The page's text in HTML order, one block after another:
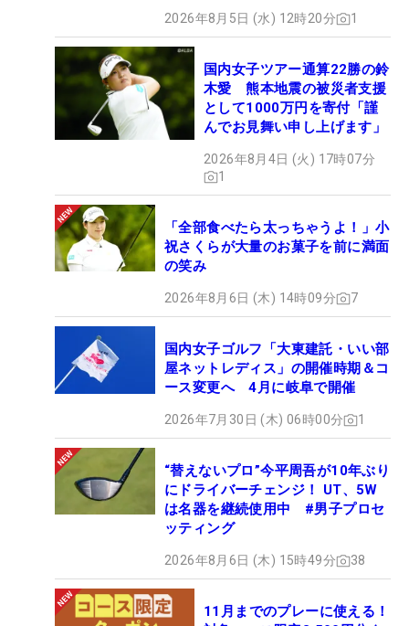
2026年8月5日 (水) 12時20分 1
国内女子ツアー通算22勝の鈴
木愛 熊本地震の被災者支援
として1000万円を寄付「謹
んでお見舞い申し上げます」
2026年8月4日 (火) 17時07分
1
「全部食べたら太っちゃうよ！」小
祝さくらが大量のお菓子を前に満面
の笑み
2026年8月6日 (木) 14時09分 7
国内女子ゴルフ「大東建託・いい部
屋ネットレディス」の開催時期＆コ
ース変更へ 4月に岐阜で開催
2026年7月30日 (木) 06時00分 1
“替えないプロ”今平周吾が10年ぶり
にドライバーチェンジ！ UT、5W
は名器を継続使用中 #男子プロセ
ッティング
2026年8月6日 (木) 15時49分 38
11月までのプレーに使える！